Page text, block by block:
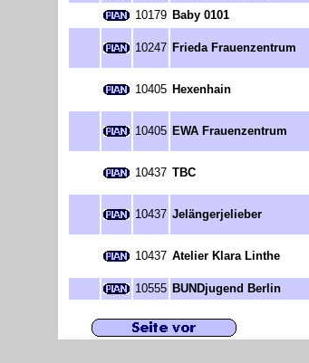
10179 Baby 0101
10247 Frieda Frauenzentrum
10405 Hexenhain
10405 EWA Frauenzentrum
10437 TBC
10437 Jelängerjelieber
10437 Atelier Klara Linthe
10555 BUNDjugend Berlin